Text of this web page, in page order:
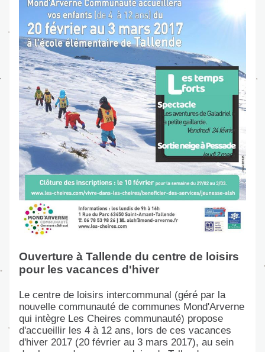
Ouverture à Tallende du centre de loisirs
pour les vacances d'hiver
Le centre de loisirs intercommunal (géré par la
nouvelle communauté de communes Mond'Arverne
qui intègre Les Cheires communauté) propose
d'accueillir les 4 à 12 ans, lors de ces vacances
d'hiver 2017 (20 février au 3 mars 2017), au sein